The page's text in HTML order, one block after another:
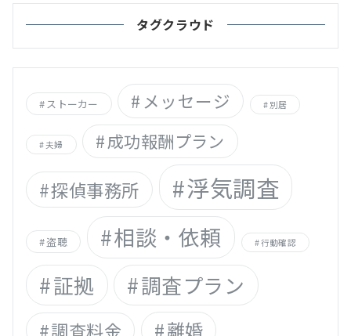
タグクラウド
ストーカー メッセージ 別居
夫婦 成功報酬プラン
探偵事務所 浮気調査
盗聴 相談・依頼 行動確認
証拠 調査プラン
調査料金 離婚